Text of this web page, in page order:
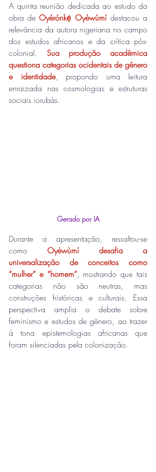
A quinta reunião dedicada ao estudo da
obra de Oyèrónkẹ́ Oyèwùmí destacou a
relevância da autora nigeriana no campo
dos estudos africanos e da crítica pós-
colonial. Sua produção acadêmica
questiona categorias ocidentais de gênero
e identidade, propondo uma leitura
enraizada nas cosmologias e estruturas
sociais iorubás.
Gerado por IA
Durante a apresentação, ressaltou-se
como Oyèwùmí desafia a
universalização de conceitos como
“mulher” e “homem”, mostrando que tais
categorias não são neutras, mas
construções históricas e culturais. Essa
perspectiva amplia o debate sobre
feminismo e estudos de gênero, ao trazer
à tona epistemologias africanas que
foram silenciadas pela colonização.